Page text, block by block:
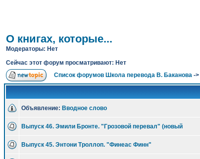
О книгах, которые...
Модераторы: Нет
Сейчас этот форум просматривают: Нет
Список форумов Школа перевода В. Баканова ->
Объявление: Вводное слово
Выпуск 46. Эмили Бронте. "Грозовой перевал" (новый
Выпуск 45. Энтони Троллоп. "Финеас Финн"